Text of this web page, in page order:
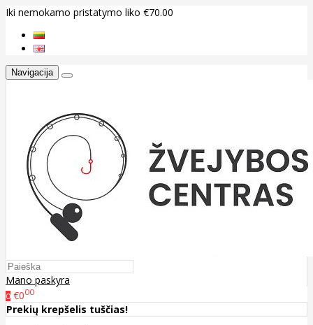
Iki nemokamo pristatymo liko €70.00
Navigacija
Mano paskyra
0 €000
Prekių krepšelis tuščias!